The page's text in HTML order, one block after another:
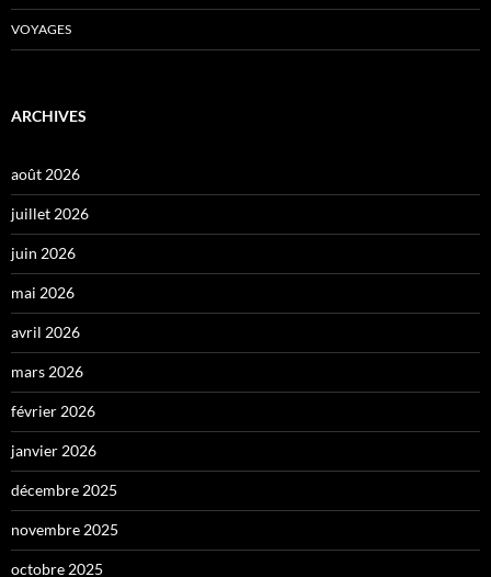
VOYAGES
ARCHIVES
août 2026
juillet 2026
juin 2026
mai 2026
avril 2026
mars 2026
février 2026
janvier 2026
décembre 2025
novembre 2025
octobre 2025